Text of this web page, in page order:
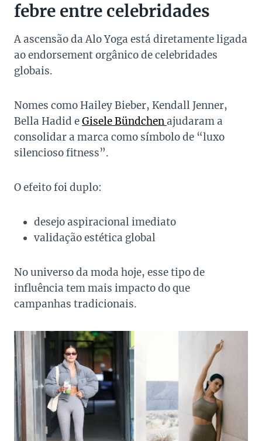
febre entre celebridades
A ascensão da Alo Yoga está diretamente ligada
ao endorsement orgânico de celebridades
globais.
Nomes como Hailey Bieber, Kendall Jenner,
Bella Hadid eGisele Bündchenajudaram a
consolidar a marca como símbolo de “luxo
silencioso fitness”.
O efeito foi duplo:
desejo aspiracional imediato
validação estética global
No universo da moda hoje, esse tipo de
influência tem mais impacto do que
campanhas tradicionais.